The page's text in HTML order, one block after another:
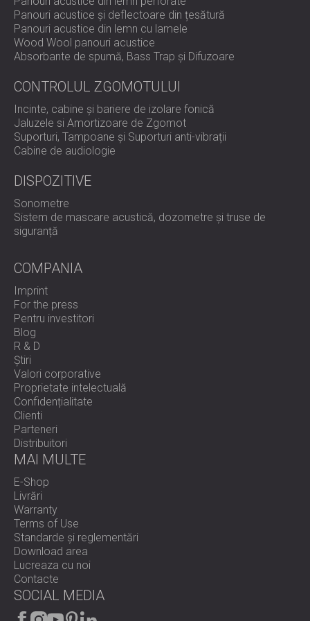
Panouri acustice și deflectoare din țesătură
Panouri acustice din lemn cu lamele
Wood Wool panouri acustice
Absorbante de spumă, Bass Trap și Difuzoare
CONTROLUL ZGOMOTULUI
Incinte, cabine și bariere de izolare fonică
Jaluzele si Amortizoare de Zgomot
Suporturi, Tampoane și Suporturi anti-vibrații
Cabine de audiologie
DISPOZITIVE
Sonometre
Sistem de mascare acustică, dozometre și truse de
siguranță
COMPANIA
Imprint
For the press
Pentru investitori
Blog
R & D
Știri
Valori corporative
Proprietate intelectuală
Confidențialitate
Clienti
Parteneri
Distribuitori
MAI MULTE
E-Shop
Livrări
Warranty
Terms of Use
Standarde și reglementări
Download area
Lucreaza cu noi
Contacte
SOCIAL MEDIA